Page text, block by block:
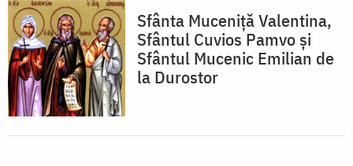
Sfânta Muceniţă Valentina,
Sfântul Cuvios Pamvo și
Sfântul Mucenic Emilian de
la Durostor